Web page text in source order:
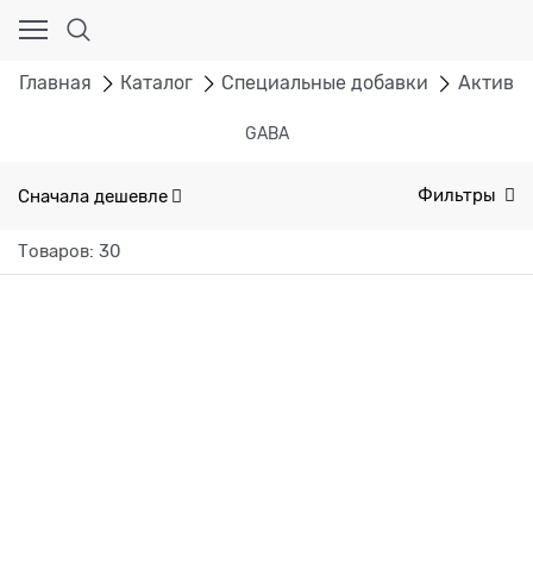
Главная Каталог Специальные добавки
GABA
Сначала дешевле Фильтры
Товаров: 30